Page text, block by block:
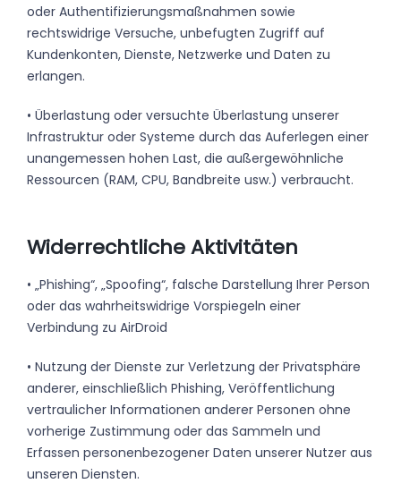
oder Authentifizierungsmaßnahmen sowie
rechtswidrige Versuche, unbefugten Zugriff auf
Kundenkonten, Dienste, Netzwerke und Daten zu
erlangen.
• Überlastung oder versuchte Überlastung unserer
Infrastruktur oder Systeme durch das Auferlegen einer
unangemessen hohen Last, die außergewöhnliche
Ressourcen (RAM, CPU, Bandbreite usw.) verbraucht.
Widerrechtliche Aktivitäten
• „Phishing“, „Spoofing“, falsche Darstellung Ihrer Person
oder das wahrheitswidrige Vorspiegeln einer
Verbindung zu AirDroid
• Nutzung der Dienste zur Verletzung der Privatsphäre
anderer, einschließlich Phishing, Veröffentlichung
vertraulicher Informationen anderer Personen ohne
vorherige Zustimmung oder das Sammeln und
Erfassen personenbezogener Daten unserer Nutzer aus
unseren Diensten.